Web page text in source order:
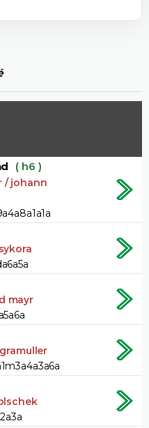
( h6 )
/ johann
mayr